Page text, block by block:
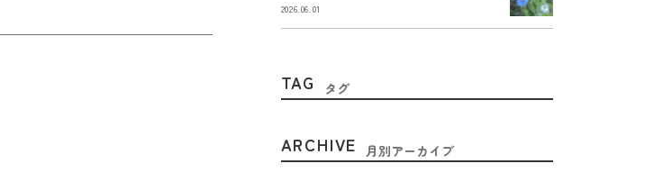
2026.06.01
TAG タグ
ARCHIVE 月別アーカイブ